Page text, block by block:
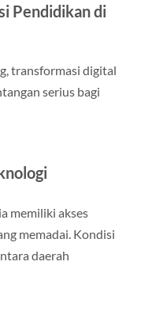
Pendidikan di
transformasi digital
serius bagi
memiliki akses
memadai. Kondisi
daerah